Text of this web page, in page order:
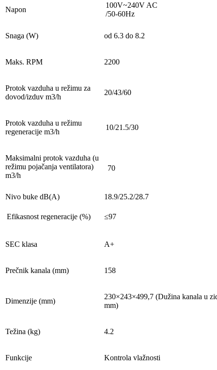
Napon
100V~240V AC
/50-60Hz
Snaga (W) od 6.3 do 8.2
Maks. RPM 2200
Protok vazduha u režimu za
dovod/izduv m3/h
20/43/60
Protok vazduha u režimu
regeneracije m3/h
10/21.5/30
Maksimalni protok vazduha (u
režimu pojačanja ventilatora)
m3/h
70
Nivo buke dB(A) 18.9/25.2/28.7
Efikasnost regeneracije (%) ≤97
SEC klasa A+
Prečnik kanala (mm) 158
Dimenzije (mm)
230×243×499,7 (Dužina kanala u
mm)
Težina (kg) 4.2
Funkcije Kontrola vlažnosti